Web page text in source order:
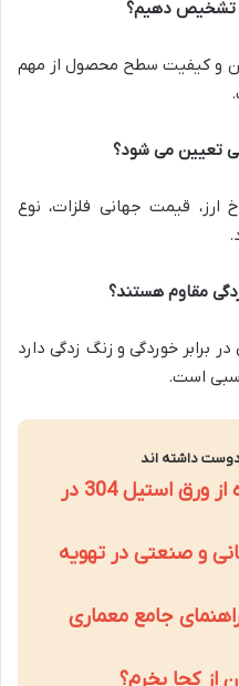
تشخیص دهیم؟
وزن و کیفیت سطح محصول از مهم
تعیین می شود؟
قیمت جهانی فلزات، نوع
مقاوم هستند؟
برابر خوردگی و زنگ زدگی دارد
است.
دوست داشته اند
مزایا و معایب استفاده از ورق استیل 304 در
و صنعتی در تهویه
جامع معماری
از کجا بخرم؟